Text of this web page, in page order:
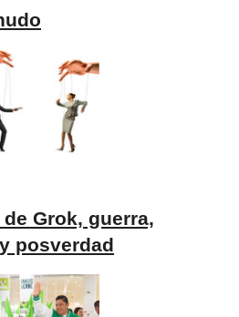
Grok, guerra,
posverdad